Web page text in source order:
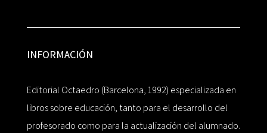
INFORMACIÓN
Editorial Octaedro (Barcelona, 1992) especializada en
libros sobre educación, tanto para el desarrollo del
profesorado como para la actualización del alumnado.